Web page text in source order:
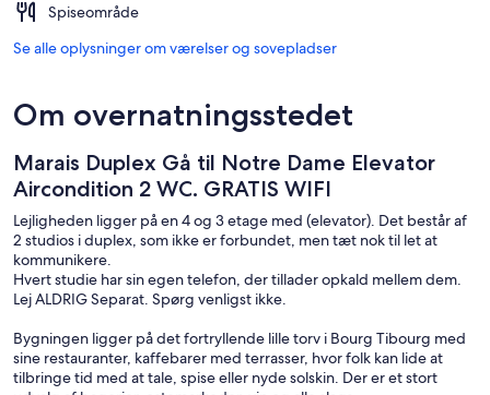
Spiseområde
Se alle oplysninger om værelser og sovepladser
Om overnatningsstedet
Marais Duplex Gå til Notre Dame Elevator
Aircondition 2 WC. GRATIS WIFI
Lejligheden ligger på en 4 og 3 etage med (elevator). Det består af
2 studios i duplex, som ikke er forbundet, men tæt nok til let at
kommunikere.
Hvert studie har sin egen telefon, der tillader opkald mellem dem.
Lej ALDRIG Separat. Spørg venligst ikke.
Bygningen ligger på det fortryllende lille torv i Bourg Tibourg med
sine restauranter, kaffebarer med terrasser, hvor folk kan lide at
tilbringe tid med at tale, spise eller nyde solskin. Der er et stort